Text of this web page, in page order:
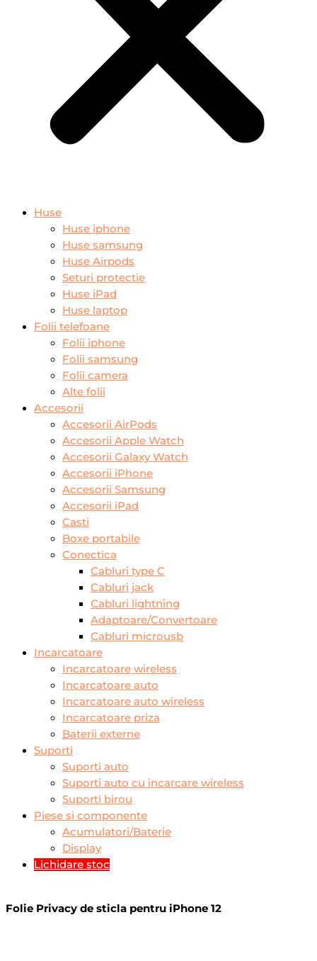
Huse
Huse iphone
Huse samsung
Huse Airpods
Seturi protectie
Huse iPad
Huse laptop
Folii telefoane
Folii iphone
Folii samsung
Folii camera
Alte folii
Accesorii
Accesorii AirPods
Accesorii Apple Watch
Accesorii Galaxy Watch
Accesorii iPhone
Accesorii Samsung
Accesorii iPad
Casti
Boxe portabile
Conectica
Cabluri type C
Cabluri jack
Cabluri lightning
Adaptoare/Convertoare
Cabluri microusb
Incarcatoare
Incarcatoare wireless
Incarcatoare auto
Incarcatoare auto wireless
Incarcatoare priza
Baterii externe
Suporti
Suporti auto
Suporti auto cu incarcare wireless
Suporti birou
Piese si componente
Acumulatori/Baterie
Display
Lichidare stoc
Folie Privacy de sticla pentru iPhone 12